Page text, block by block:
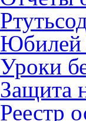
Юбилей
Уроки
Защита
Реестр